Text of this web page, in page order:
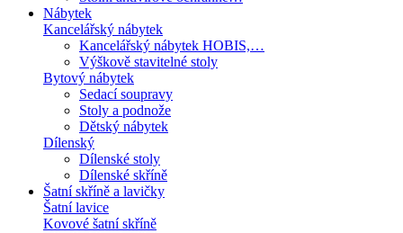
Nábytek
Kancelářský nábytek
Kancelářský nábytek HOBIS,…
Výškově stavitelné stoly
Bytový nábytek
Sedací soupravy
Stoly a podnože
Dětský nábytek
Dílenský
Dílenské stoly
Dílenské skříně
Šatní skříně a lavičky
Šatní lavice
Kovové šatní skříně